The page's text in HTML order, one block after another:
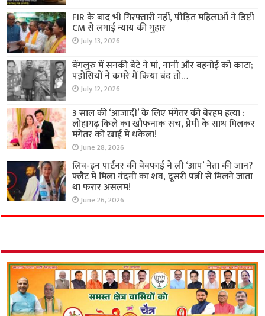
FIR के बाद भी गिरफ्तारी नहीं, पीड़ित महिलाओं ने डिप्टी
CM से लगाई न्याय की गुहार
July 13, 2026
बेंगलुरु में सनकी बेटे ने मां, नानी और बहनोई को काटा;
पड़ोसियों ने कमरे में किया बंद तो…
July 12, 2026
3 साल की ‘आजादी’ के लिए मंगेतर की बेरहम हत्या :
लोहागढ़ किले का खौफनाक सच, प्रेमी के साथ मिलकर
मंगेतर को खाई में धकेला!
June 28, 2026
लिव-इन पार्टनर की बेवफाई ने ली ‘आप’ नेता की जान?
फ्लैट में मिला नंदनी का शव, दूसरी पत्नी से मिलने जाता
था फरार असलम!
June 26, 2026